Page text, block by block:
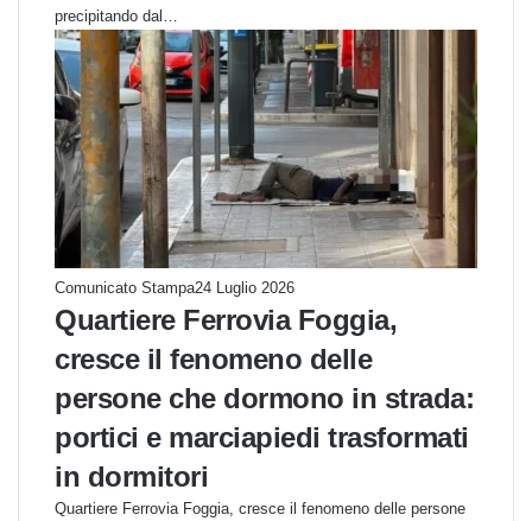
precipitando dal…
Comunicato Stampa24 Luglio 2026
Quartiere Ferrovia Foggia,
cresce il fenomeno delle
persone che dormono in strada:
portici e marciapiedi trasformati
in dormitori
Quartiere Ferrovia Foggia, cresce il fenomeno delle persone